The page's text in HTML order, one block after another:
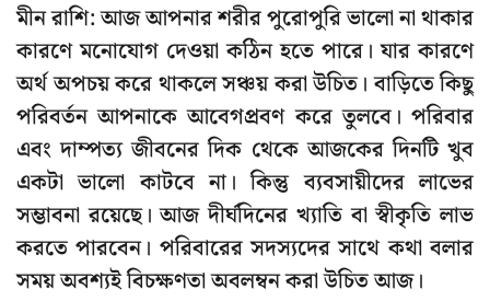
মীন রাশি: আজ আপনার শরীর পুরোপুরি ভালো না থাকার
কারণে মনোযোগ দেওয়া কঠিন হতে পারে। যার কারণে
অর্থ অপচয় করে থাকলে সঞ্চয় করা উচিত। বাড়িতে কিছু
পরিবর্তন আপনাকে আবেগপ্রবণ করে তুলবে। পরিবার
এবং দাম্পত্য জীবনের দিক থেকে আজকের দিনটি খুব
একটা ভালো কাটবে না। কিন্তু ব্যবসায়ীদের লাভের
সম্ভাবনা রয়েছে। আজ দীর্ঘদিনের খ্যাতি বা স্বীকৃতি লাভ
করতে পারবেন। পরিবারের সদস্যদের সাথে কথা বলার
সময় অবশ্যই বিচক্ষণতা অবলম্বন করা উচিত আজ।